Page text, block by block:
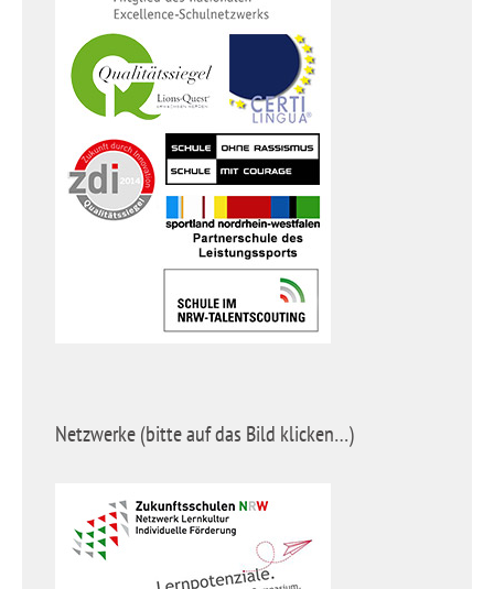
Netzwerke (bitte auf das Bild klicken…)